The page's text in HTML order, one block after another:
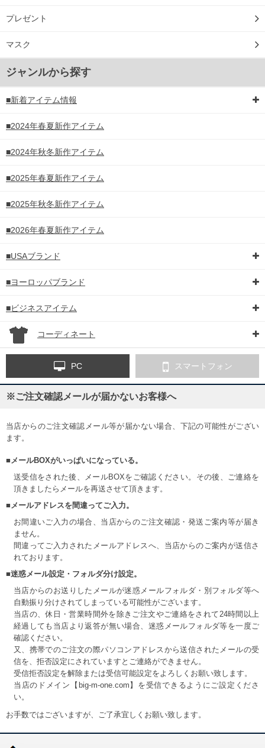
プレゼント
マスク
ジャンルから探す
■新着アイテム情報
■2024年春夏新作アイテム
■2024年秋冬新作アイテム
■2025年春夏新作アイテム
■2025年秋冬新作アイテム
■2026年春夏新作アイテム
■USAブランド
■ヨーロッパブランド
■ビジネスアイテム
コーディネート
PC スマートフォン
※ご注文確認メールが届かないお客様へ
当店からのご注文確認メール等が届かない場合、下記の可能性がござい
ます。
■メールBOXがいっぱいになっている。
送受信をされた後、メールBOXをご確認ください。その後、ご連絡を
頂きましたらメールを再送させて頂きます。
■メールアドレスを間違ってご入力。
お間違いご入力の場合、当店からのご注文確認・発送ご案内等が届き
ません。
間違ってご入力されたメールアドレスへ、当店からのご案内が送信さ
れております。
■迷惑メール設定・フォルダ分け設定。
当店からのお送りしたメールが迷惑メールフォルダ・別フォルダ等へ
自動振り分けされてしまっている可能性がございます。
当店の、休日・営業時間外を除きご注文やご連絡をされて24時間以上
経過しても当店より返答が無い場合、迷惑メールフォルダ等を一度ご
確認ください。
又、携帯でのご注文の際パソコンアドレスから送信されたメールの受
信を、拒否設定にされていますとご連絡ができません。
受信拒否設定を解除または受信可能設定をよろしくお願い致します。
当店のドメイン【big-m-one.com】を受信できるようにご設定くださ
い。
お手数ではございますが、ご了承宜しくお願い致します。